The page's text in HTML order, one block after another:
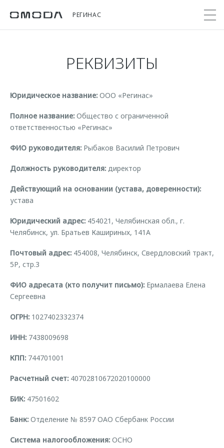
РЕГИНАС
Модели
C5
от 2 299 000 ₽*
C7
Покупателям
Выбор и покупка
Сравнить комплектации
Записаться на тест-драйв
Cпецпредложения
Кредит и страхование
Кредитные программы
Страхование
Аксессуары
Одежда и сувениры
Оригинальные аксессуары
Запчасти
Трейд-ин
Калькулятор трейд-ин
Владельцам
Сервис
Записаться на сервис
Кузовной ремонт
Поддержка
Помощь на дороге
Гарантия
Дополнительная техническая поддержка
Руководства по эксплуатации
Клиентская поддержка
O&J Автоклуб
Клуб владельцев OMODA
Приложение O&J
Оригинальные аксессуары
Запчасти
Мир OMODA
О бренде
Новости
Приложение O&J
Клуб владельцев OMODA
Бренд JAECOO
Обратная связь
РЕКВИЗИТЫ
Юридическое название: ООО «Регинас»
Полное название: Общество с ограниченной
ответственностью «Регинас»
ФИО руководителя: Рыбаков Василий Петрович
Должность руководителя: директор
Действующий на основании (устава, доверенности):
устава
Юридический адрес: 454021, Челябинская обл., г.
Челябинск, ул. Братьев Кашириных, 141А
Почтовый адрес: 454008, Челябинск, Свердловский тракт,
5Р, стр.3
ФИО адресата (кто получит письмо): Ермалаева Елена
Сергеевна
ОГРН: 1027402332374
ИНН: 7438009698
КПП: 744701001
Расчетный счет: 40702810672020100000
БИК: 47501602
Банк: Отделение № 8597 ОАО Сбербанк России
Система налогообложения: ОСНО